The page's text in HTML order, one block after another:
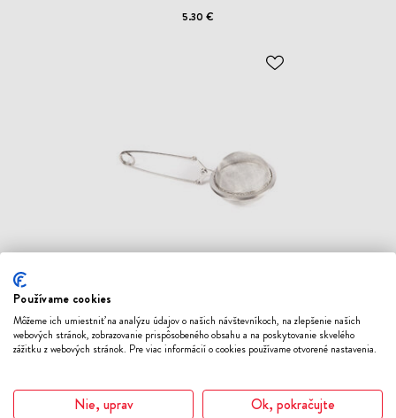
5.30 €
ODOBER
NEREZOVÉ SITKO - KLIEŠTE
PRIEMER 6,5 CM
EU
Príslušenstvo
Nerez
Používame cookies
Môžeme ich umiestniť na analýzu údajov o našich návštevníkoch, na zlepšenie našich
webových stránok, zobrazovanie prispôsobeného obsahu a na poskytovanie skvelého
zážitku z webových stránok. Pre viac informácií o cookies používame otvorené nastavenia.
Nie, uprav Ok, pokračujte